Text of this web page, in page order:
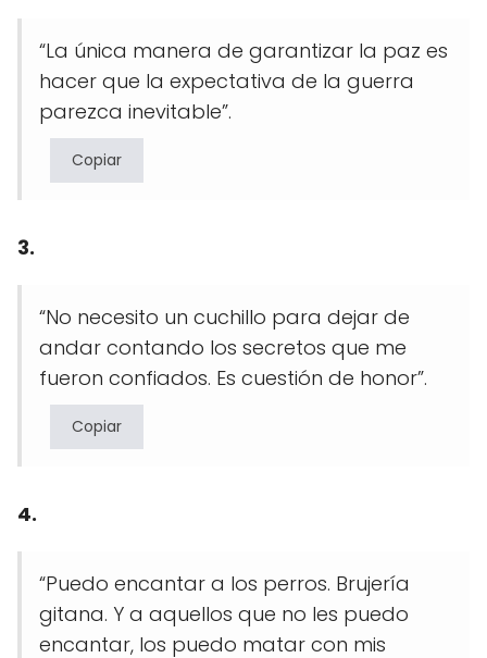
“La única manera de garantizar la paz es
hacer que la expectativa de la guerra
parezca inevitable”.
Copiar
3.
“No necesito un cuchillo para dejar de
andar contando los secretos que me
fueron confiados. Es cuestión de honor”.
Copiar
4.
“Puedo encantar a los perros. Brujería
gitana. Y a aquellos que no les puedo
encantar, los puedo matar con mis